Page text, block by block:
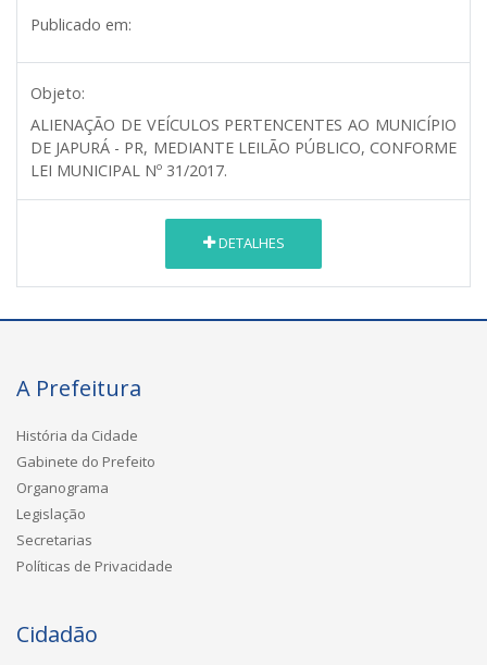
Publicado em:
Objeto:
ALIENAÇÃO DE VEÍCULOS PERTENCENTES AO MUNICÍPIO
DE JAPURÁ - PR, MEDIANTE LEILÃO PÚBLICO, CONFORME
LEI MUNICIPAL Nº 31/2017.
DETALHES
A Prefeitura
História da Cidade
Gabinete do Prefeito
Organograma
Legislação
Secretarias
Políticas de Privacidade
Cidadão